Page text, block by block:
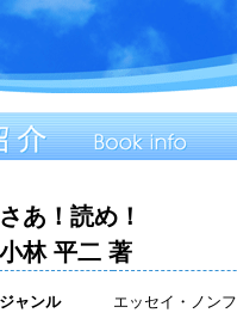
さあ！読め！
小林 平二 著
ジャンル エッセイ・ノン